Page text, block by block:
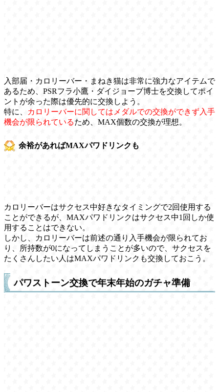
入部届・カロリーバー・まねき猫は非常に強力なアイテムで
あるため、PSRフラ小鷹・ダイジョーブ博士を交換してポイ
ントが余った際は優先的に交換しよう。
特に、
カロリーバーに関してはメダルでの交換ができず入手
機会が限られているため、MAX個数の交換が理想。
余裕があればMAXパワドリンクも
カロリーバーはサクセス中好きなタイミングで2回使用する
ことができるが、MAXパワドリンクはサクセス中1回しか使
用することはできない。
しかし、カロリーバーは前述の通り入手機会が限られてお
り、所持数が0になってしまうことが多いので、サクセスを
たくさんしたい人はMAXパワドリンクも交換しておこう。
パワストーン交換で年末年始のガチャ準備